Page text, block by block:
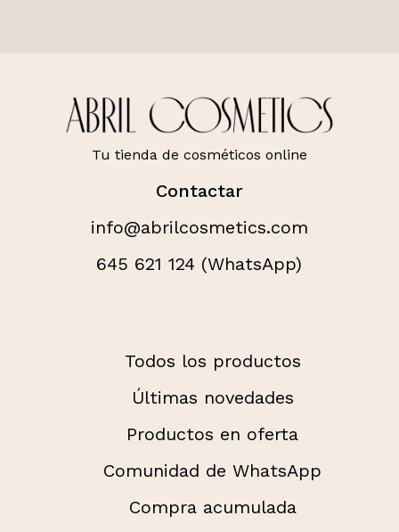
Tu tienda de cosméticos online
Contactar
info@abrilcosmetics.com
645 621 124 (WhatsApp)
Todos los productos
Últimas novedades
Productos en oferta
Comunidad de WhatsApp
Compra acumulada